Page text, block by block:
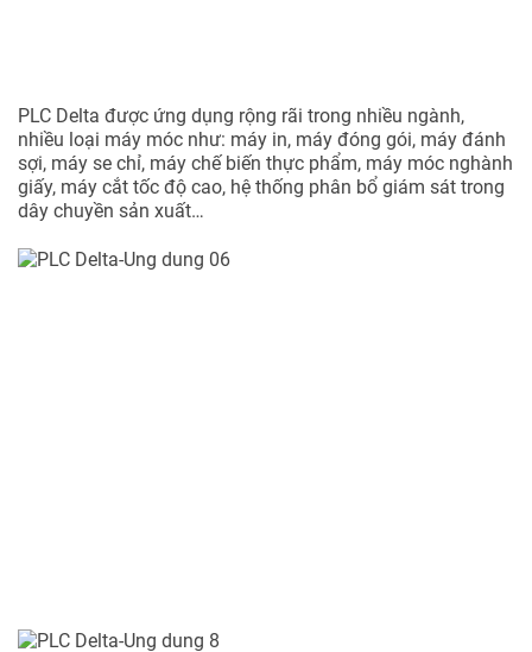
PLC Delta được ứng dụng rộng rãi trong nhiều ngành,
nhiều loại máy móc như: máy in, máy đóng gói, máy đánh
sợi, máy se chỉ, máy chế biến thực phẩm, máy móc nghành
giấy, máy cắt tốc độ cao, hệ thống phân bổ giám sát trong
dây chuyền sản xuất…